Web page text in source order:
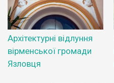
Архітектурні відлуння
вірменської громади
Язловця